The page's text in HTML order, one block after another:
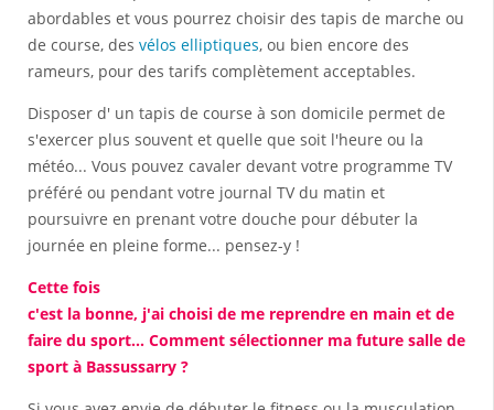
abordables et vous pourrez choisir des tapis de marche ou
de course, des vélos elliptiques, ou bien encore des
rameurs, pour des tarifs complètement acceptables.
Disposer d' un tapis de course à son domicile permet de
s'exercer plus souvent et quelle que soit l'heure ou la
météo... Vous pouvez cavaler devant votre programme TV
préféré ou pendant votre journal TV du matin et
poursuivre en prenant votre douche pour débuter la
journée en pleine forme... pensez-y !
Cette fois
c'est la bonne, j'ai choisi de me reprendre en main et de
faire du sport... Comment sélectionner ma future salle de
sport à Bassussarry ?